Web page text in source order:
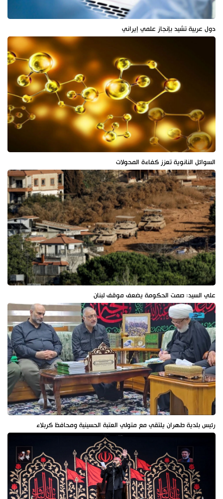
دول عربية تشيد بإنجاز علمي إيراني
السوائل النانوية تعزز كفاءة المحولات
علي السيد: صمت الحكومة يضعف موقف لبنان
رئيس بلدية طهران يلتقي مع متولي العتبة الحسينية ومحافظ كربلاء